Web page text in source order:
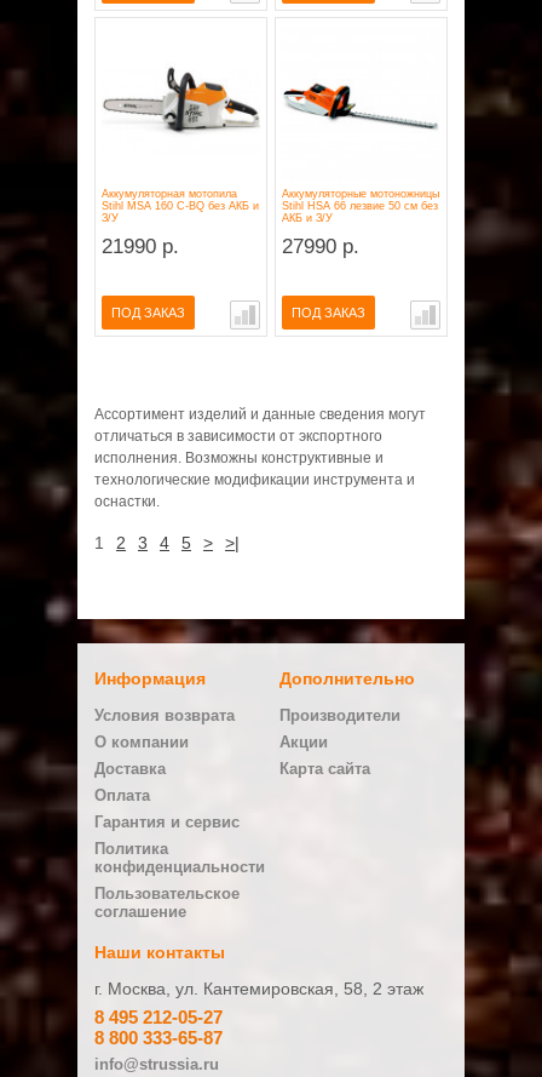
Аккумуляторная мотопила
Stihl MSA 160 C-BQ без АКБ и
З/У
21990 р.
ПОД ЗАКАЗ
Аккумуляторные мотоножницы
Stihl HSA 66 лезвие 50 см без
АКБ и З/У
27990 р.
ПОД ЗАКАЗ
Ассортимент изделий и данные сведения могут
отличаться в зависимости от экспортного
исполнения. Возможны конструктивные и
технологические модификации инструмента и
оснастки.
1 2 3 4 5 > >|
Информация
Условия возврата
О компании
Доставка
Оплата
Гарантия и сервис
Политика
конфиденциальности
Пользовательское
соглашение
Дополнительно
Производители
Акции
Карта сайта
Наши контакты
г. Москва, ул. Кантемировская, 58, 2 этаж
8 495 212-05-27
8 800 333-65-87
info@strussia.ru